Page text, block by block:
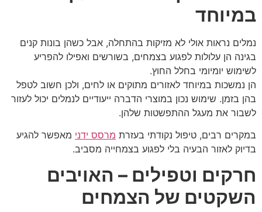
במיוחד
נמלים נראות אולי לא מזיקות בהתחלה, אבל כשהן בונות קנים
בגינה הן עלולות לפגוע בצמחים, בשורשים ואפילו להפריע
לשימוש יומיומי בחלל החוץ.
הן נמשכות במיוחד לאזורים מתוקים או לחים, ולכן חשוב לטפל
בהן בזמן. שימוש נכון במוצרי הדברה ייעודיים לנמלים יכול לעזור
לשבור את מעגל ההתפשטות שלהן.
במקרים רבים, טיפול נקודתי בעזרת מרסס ידני מאפשר להגיע
בדיוק לאזור הבעיה בלי לפגוע בצמחייה מסביב.
חרקים וטפילים – האויבים
השקטים של הצמחים